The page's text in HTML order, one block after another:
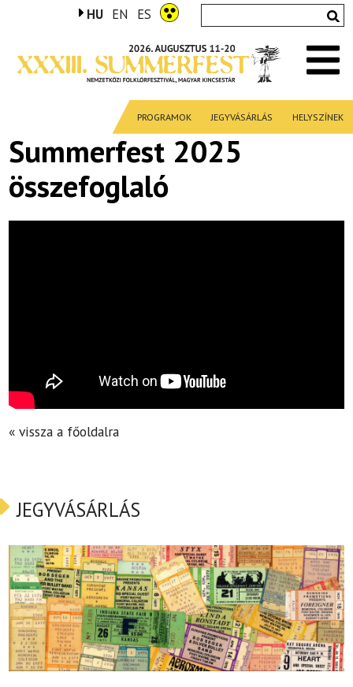
HU EN ES
PROGRAMOK JEGYVÁSÁRLÁS HELYSZÍNEK
Summerfest 2025
összefoglaló
« vissza a főoldalra
JEGYVÁSÁRLÁS